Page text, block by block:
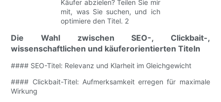
Die Wahl zwischen SEO-, Clickbait-,
wissenschaftlichen und käuferorientierten Titeln
#### SEO-Titel: Relevanz und Klarheit im Gleichgewicht
#### Clickbait-Titel: Aufmerksamkeit erregen für maximale
Wirkung